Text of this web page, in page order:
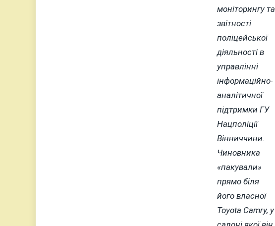
моніторингу та
звітності
поліцейської
діяльності в
управлінні
інформаційно-
аналітичної
підтримки ГУ
Нацполіції
Вінниччини.
Чиновника
«пакували»
прямо біля
його власної
Toyota Camry, у